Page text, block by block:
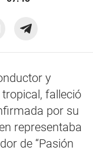
y
falleció
por su
representaba
de “Pasión